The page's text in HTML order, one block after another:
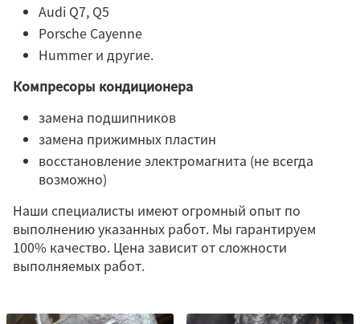
Audi Q7, Q5
Porsche Cayenne
Hummer и другие.
Компресоры кондиционера
замена подшипников
замена прижимных пластин
восстановление электромагнита (не всегда
возможно)
Наши специалисты имеют огромный опыт по
выполнению указанных работ. Мы гарантируем
100% качество. Цена зависит от сложности
выполняемых работ.